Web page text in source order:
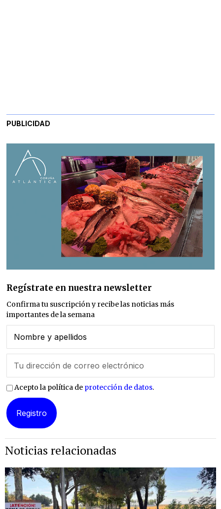
PUBLICIDAD
Regístrate en nuestra newsletter
Confirma tu suscripción y recibe las noticias más
importantes de la semana
Acepto la política de protección de datos.
Noticias relacionadas